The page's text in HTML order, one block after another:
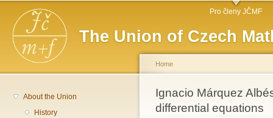
The Union of Czech
Main menu Pro členy JČMF
About the Union
History
You are here
Home
Ignacio Márquez
differential equations